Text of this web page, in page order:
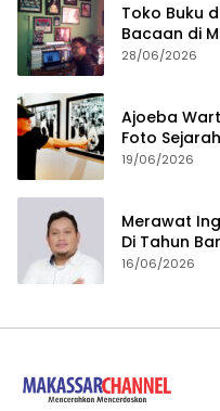
Toko Buku
Bacaan di
28/06/2026
Ajoeba
Foto Sejarah
19/06/2026
Merawat
Di Tahun
16/06/2026